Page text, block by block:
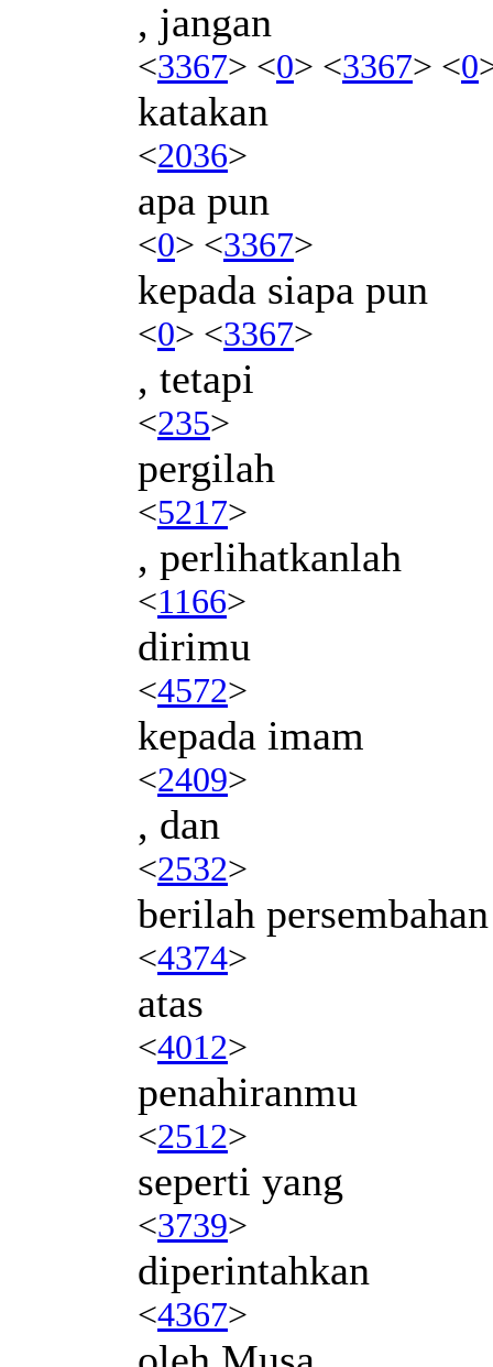
, jangan
<3367> <0> <3367> <0
katakan
<2036>
apa pun
<0> <3367>
kepada siapa pun
<0> <3367>
, tetapi
<235>
pergilah
<5217>
, perlihatkanlah
<1166>
dirimu
<4572>
kepada imam
<2409>
, dan
<2532>
berilah persembahan
<4374>
atas
<4012>
penahiranmu
<2512>
seperti yang
<3739>
diperintahkan
<4367>